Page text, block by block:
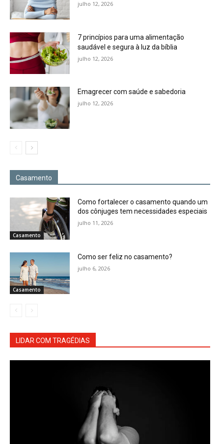
julho 12, 2026
7 princípios para uma alimentação
saudável e segura à luz da bíblia
julho 12, 2026
Emagrecer com saúde e sabedoria
julho 12, 2026
Casamento
Casamento
Como fortalecer o casamento quando um
dos cônjuges tem necessidades especiais
julho 11, 2026
Casamento
Como ser feliz no casamento?
julho 6, 2026
LIDAR COM TRAGÉDIAS